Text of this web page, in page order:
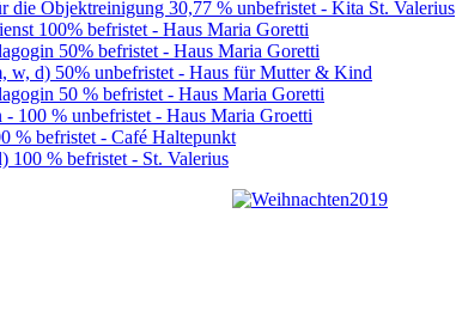
die Objektreinigung 30,77 % unbefristet - Kita St. Valerius
100% befristet - Haus Maria Goretti
50% befristet - Haus Maria Goretti
w, d) 50% unbefristet - Haus für Mutter & Kind
50 % befristet - Haus Maria Goretti
- 100 % unbefristet - Haus Maria Groetti
% befristet - Café Haltepunkt
100 % befristet - St. Valerius